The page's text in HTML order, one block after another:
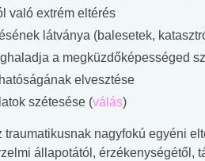
való extrém eltérés
látványa (balesetek,
a megküzdőképességed
elvesztése
szétesése (válás)
traumatikusnak nagyfokú egyéni
állapotától, érzékenységétől,